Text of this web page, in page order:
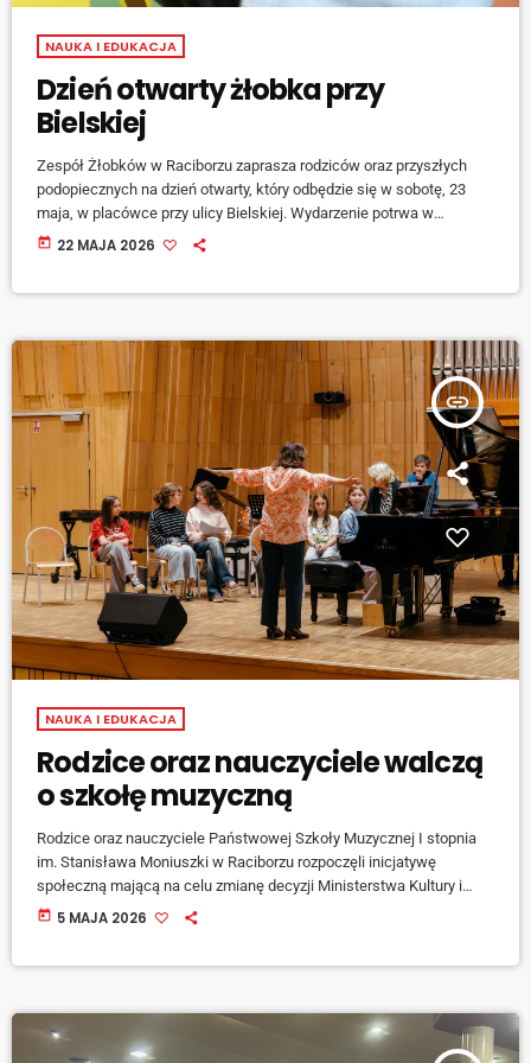
NAUKA I EDUKACJA
Dzień otwarty żłobka przy
Bielskiej
Zespół Żłobków w Raciborzu zaprasza rodziców oraz przyszłych
podopiecznych na dzień otwarty, który odbędzie się w sobotę, 23
maja, w placówce przy ulicy Bielskiej. Wydarzenie potrwa w
godzinach od 10:00 do 12:00 i będzie doskonałą okazją do bliższego
today 22 MAJA 2026
insert_link
NAUKA I EDUKACJA
Rodzice oraz nauczyciele walczą
o szkołę muzyczną
Rodzice oraz nauczyciele Państwowej Szkoły Muzycznej I stopnia
im. Stanisława Moniuszki w Raciborzu rozpoczęli inicjatywę
społeczną mającą na celu zmianę decyzji Ministerstwa Kultury i
Dziedzictwa Narodowego, które nie wyraziło zgody na utworzenie
today 5 MAJA 2026